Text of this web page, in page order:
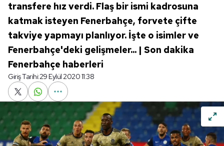
transfere hız verdi. Flaş bir ismi kadrosuna
katmak isteyen Fenerbahçe, forvete çifte
takviye yapmayı planlıyor. İşte o isimler ve
Fenerbahçe'deki gelişmeler... | Son dakika
Fenerbahçe haberleri
Giriş Tarihi:29 Eylül 2020 11:38